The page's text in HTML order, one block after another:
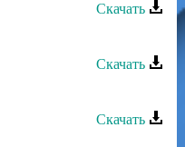
Скачать
Скачать
Скачать